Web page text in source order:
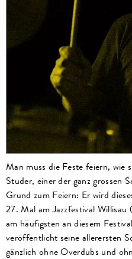
Man muss die Feste feiern, wie
Studer, einer der ganz grossen
Grund zum Feiern: Er wird
27. Mal am Jazzfestival
am häufigsten an diesem
veröffentlicht seine allerersten
gänzlich ohne Overdubs und